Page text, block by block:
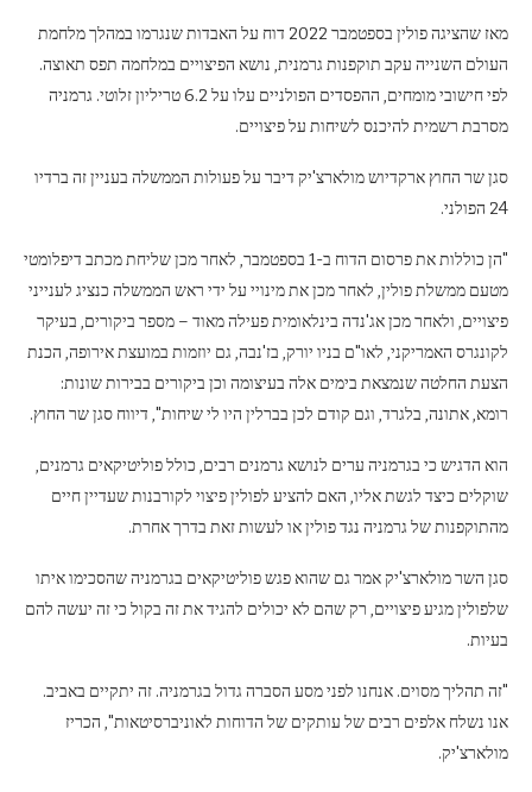
מאז שהציגה פולין בספטמבר 2022 דוח על האבדות שנגרמו במהלך מלחמת
העולם השנייה עקב תוקפנות גרמנית, נושא הפיצויים במלחמה תפס תאוצה.
לפי חישובי מומחים, ההפסדים הפולניים עלו על 6.2 טריליון זלוטי. גרמניה
מסרבת רשמית להיכנס לשיחות על פיצויים.
סגן שר החוץ ארקדיוש מולארצ'יק דיבר על פעולות הממשלה בעניין זה ברדיו
24 הפולני.
"הן כוללות את פרסום הדוח ב-1 בספטמבר, לאחר מכן שליחת מכתב דיפלומטי
מטעם ממשלת פולין, לאחר מכן את מינויי על ידי ראש הממשלה כנציג לענייני
פיצויים, ולאחר מכן אג'נדה בינלאומית פעילה מאוד – מספר ביקורים, בעיקר
לקונגרס האמריקני, לאו"ם בניו יורק, בז'נבה, גם יוזמות במועצת אירופה, הכנת
הצעת החלטה שנמצאת בימים אלה בעיצומה וכן ביקורים בבירות שונות:
רומא, אתונה, בלגרד, וגם קודם לכן בברלין היו לי שיחות", דיווח סגן שר החוץ.
הוא הדגיש כי בגרמניה ערים לנושא גרמנים רבים, כולל פוליטיקאים גרמנים,
שוקלים כיצד לגשת אליו, האם להציע לפולין פיצוי לקורבנות שעדיין חיים
מהתוקפנות של גרמניה נגד פולין או לעשות זאת בדרך אחרת.
סגן השר מולארצ'יק אמר גם שהוא פגש פוליטיקאים בגרמניה שהסכימו איתו
שלפולין מגיע פיצויים, רק שהם לא יכולים להגיד את זה בקול כי זה יעשה להם
בעיות.
"זה תהליך מסוים. אנחנו לפני מסע הסברה גדול בגרמניה. זה יתקיים באביב.
אנו נשלח אלפים רבים של עותקים של הדוחות לאוניברסיטאות", הכריז
מולארצ'יק.